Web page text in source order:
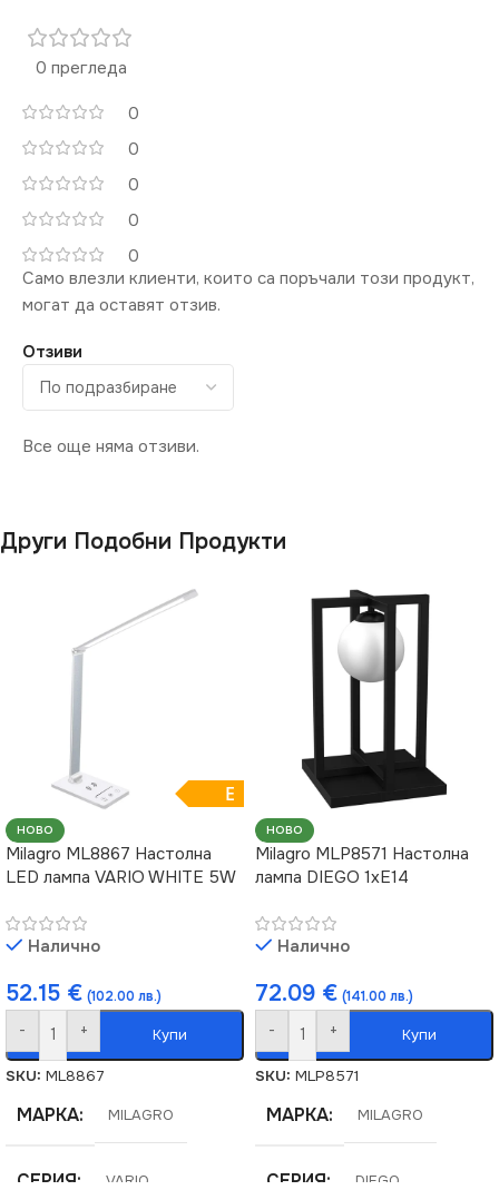
0 прегледа
0
0
0
0
0
Отзиви
Все още няма отзиви.
Само влезли клиенти, които са поръчали този продукт,
могат да оставят отзив.
Други Подобни Продукти
E
НОВО
Milagro ML8867 Настолна
LED лампа VARIO WHITE 5W
Налично
52.15 € (102.00 лв.)
- + Купи
SKU: ML8867
МАРКА MILAGRO
СЕРИЯ VARIO
НОВО
Milagro MLP8571 Настолна
лампа DIEGO 1xE14
Налично
72.09 € (141.00 лв.)
- + Купи
SKU: MLP8571
МАРКА MILAGRO
СЕРИЯ DIEGO